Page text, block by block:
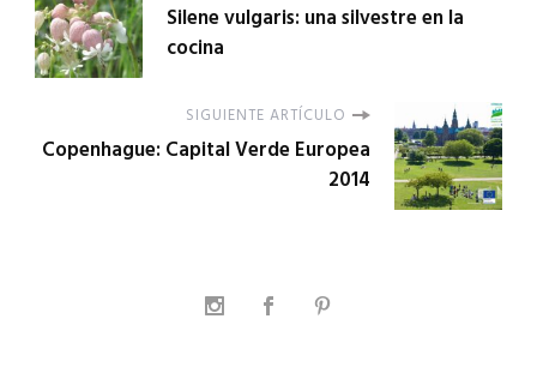
Silene vulgaris: una silvestre en la
cocina
SIGUIENTE ARTÍCULO
Copenhague: Capital Verde Europea
2014